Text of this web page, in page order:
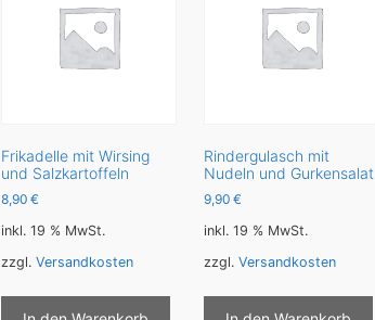
Frikadelle mit Wirsing
und Salzkartoffeln
8,90 €
inkl. 19 % MwSt.
zzgl. Versandkosten
Rindergulasch mit
Nudeln und Gurkensalat
9,90€
inkl. 19 % MwSt.
zzgl.Versandkosten